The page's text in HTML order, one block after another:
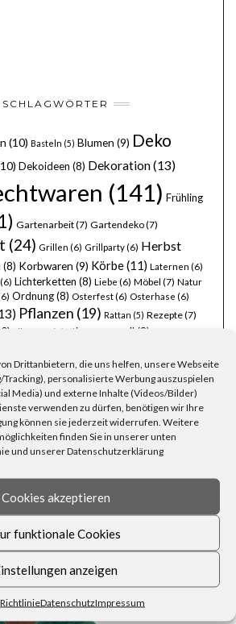
Drittanbietern, die uns helfen, unsere Webseite
personalisierte Werbung auszuspielen
Media) und externe Inhalte (Videos/Bilder)
verwenden zu dürfen, benötigen wir Ihre
können sie jederzeit widerrufen. Weitere
finden Sie in unserer unten
und unserer Datenschutzerklärung
Cookies akzeptieren
funktionale Cookies
anzeigen
DatenschutzImpressum
SCHLAGWÖRTER
(10) Basteln (5) Blumen (9) Deko
Dekoideen (8) Dekoration(13)
(141) Frühling
Gartenarbeit(7) Gartendeko(7)
(24) Grillen (6) Grillparty(6) Herbst
(8) Korbwaren (9) Körbe(11) Laternen (6)
(6) Lichterketten (8) Liebe (6) Möbel (7) Natur
Ordnung(8) Osterfest(6) Osterhase (6)
Pflanzen (19) Rattan (5) Rezepte(7)
Silvester (6) stimmungsvoll (8)
(23) Übertöpfe (6)
WÜNSCHE?